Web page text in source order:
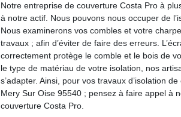
Notre entreprise de couverture Costa Pro à
à notre actif. Nous pouvons nous occuper de
Nous examinerons vos combles et votre
travaux ; afin d’éviter de faire des erreurs.
correctement protège le comble et le bois de
le type de matériau de votre isolation, nos
s’adapter. Ainsi, pour vos travaux d’isolation
Mery Sur Oise 95540 ; pensez à faire appel à
couverture Costa Pro.